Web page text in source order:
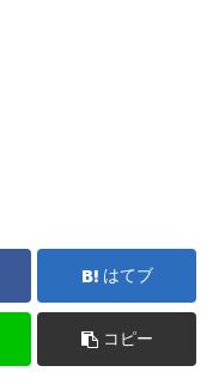
はてブ
コピー